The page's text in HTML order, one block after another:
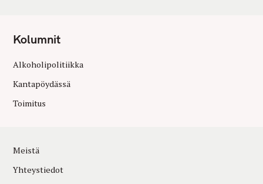
Kolumnit
Alkoholipolitiikka
Kantapöydässä
Toimitus
Meistä
Yhteystiedot